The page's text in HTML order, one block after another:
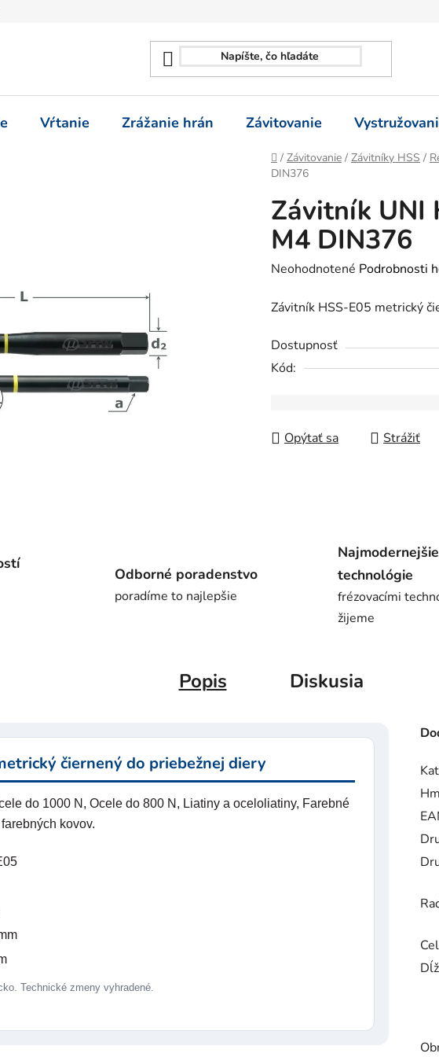
Vŕtanie Zrážanie hrán Závitovanie
Domov
/ Závitovanie / Závitníky HSS /
DIN376
Závitník UNI
M4 DIN376
Priemerné
produktu
0,0
z
Neohodnotené Podrobnosti
Závitník HSS-E05 metrický
Dostupnosť
Kód:
Opýtať sa Strážiť
Odborné poradenstvo
poradíme to najlepšie
Najmodernejšie
technológie
frézovacími
žijeme
Popis Diskusia
čiernený do priebežnej diery
do 1000 N, Ocele do 800 N, Liatiny a oceloliatiny, Farebné
kovov.
Technické zmeny vyhradené.